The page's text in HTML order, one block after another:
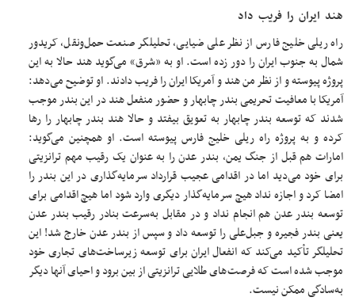
هند ایران را فریب داد
راه ریلی خلیج فارس از نظر علی ضیایی، تحلیلگر صنعت حمل‌ونقل، کریدور
شمال به جنوب ایران را دور زده است. او به «شرق» می‌گوید هند حالا به این
پروژه پیوسته و از نظر من هند و آمریکا ایران را فریب دادند. او توضیح می‌دهد:
آمریکا با معافیت تحریمی بندر چابهار و حضور منفعل هند در این بندر موجب
شدند که توسعه بندر چابهار به تعویق بیفتد و حالا هند بندر چابهار را رها
کرده و به پروژه راه ریلی خلیج فارس پیوسته است. او همچنین می‌گوید:
امارات هم قبل از جنگ یمن، بندر عدن را به عنوان یک رقیب مهم ترانزیتی
برای خود می‌دید اما در اقدامی عجیب قرارداد سرمایه‌گذاری در این بندر را
امضا کرد و اجازه نداد هیچ سرمایه‌گذار دیگری وارد شود اما هیچ اقدامی برای
توسعه بندر عدن هم انجام نداد و در مقابل به‌سرعت بنادر رقیب بندر عدن
یعنی بندر فجیره و جبل‌علی را توسعه داد و سپس از بندر عدن خارج شد! این
تحلیلگر تأکید می‌کند که انفعال ایران برای توسعه زیرساخت‌های تجاری خود
موجب شده است که فرصت‌های طلایی ترانزیتی از بین برود و احیای آنها دیگر
به‌سادگی ممکن نیست.